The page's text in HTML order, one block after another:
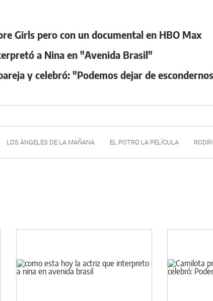
Girls pero con un documental en HBO Max
a Nina en "Avenida Brasil"
y celebró: "Podemos dejar de
LOS ÀNGELES DE LA MAÑANA EL POTRO LA PELÌCULA